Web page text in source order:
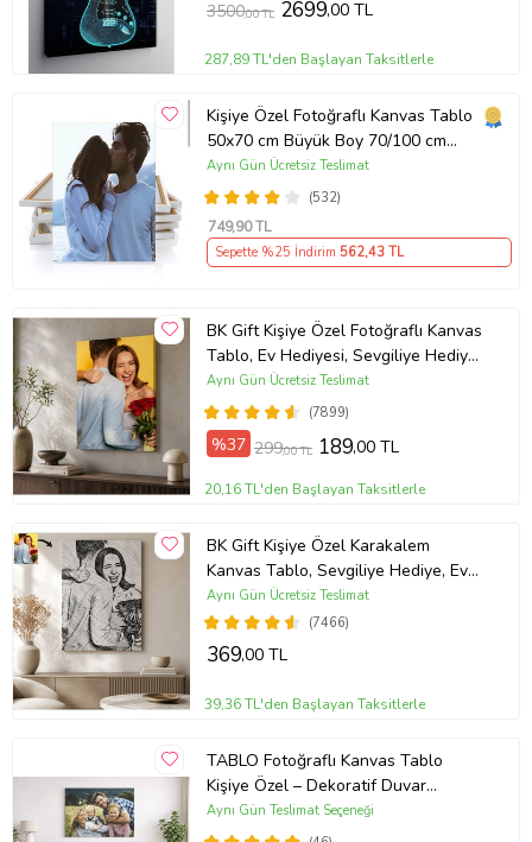
3500,00 TL 2699,00 TL
287,89 TL'den Başlayan Taksitlerle
Kişiye Özel Fotoğraflı Kanvas Tablo
50x70 cm Büyük Boy 70/100 cm
Duvar Tablosu – Sevgiliye & Aileye
Anlamlı Hediye , Babaya Hediye
(532)
Aynı Gün Ücretsiz Teslimat
749,90 TL
Sepette %25 İndirim 562,43 TL
BK Gift Kişiye Özel Fotoğraflı Kanvas
Tablo, Ev Hediyesi, Sevgiliye Hediye,
Arkadaşa Hediye
(7899)
Aynı Gün Ücretsiz Teslimat
%37 299,00 TL 189,00 TL
20,16 TL'den Başlayan Taksitlerle
BK Gift Kişiye Özel Karakalem
Kanvas Tablo, Sevgiliye Hediye, Ev
Hediyesi, Arkadaşa Hediye
(7466)
Aynı Gün Ücretsiz Teslimat
369,00 TL
39,36 TL'den Başlayan Taksitlerle
TABLO Fotoğraflı Kanvas Tablo
Kişiye Özel – Dekoratif Duvar
Tablosu (ÇokluRenk)
Aynı Gün Teslimat Seçeneği